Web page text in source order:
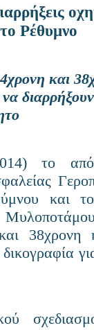
Ρέθυμνο
και
να
το
και
38χρονη